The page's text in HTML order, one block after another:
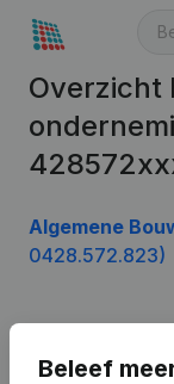
Overzicht
Algemene
0428.572.823)
Beleef